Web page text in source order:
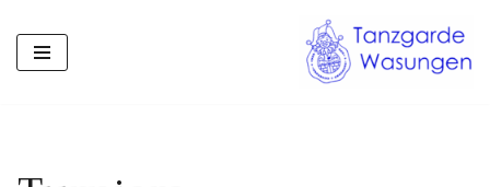
Zum